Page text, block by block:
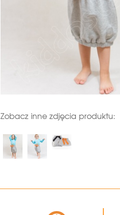
Zobacz inne zdjęcia produktu: